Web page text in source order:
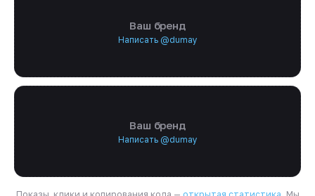
Ваш бренд
Написать @dumay
Ваш бренд
Написать @dumay